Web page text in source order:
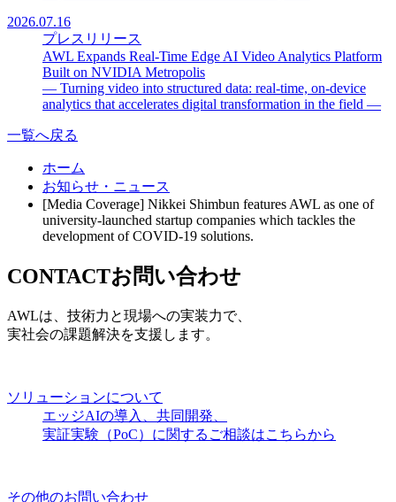
2026.07.16
プレスリリース
AWL Expands Real-Time Edge AI Video Analytics Platform
Built on NVIDIA Metropolis
— Turning video into structured data: real-time, on-device
analytics that accelerates digital transformation in the field —
一覧へ戻る
ホーム
お知らせ・ニュース
[Media Coverage] Nikkei Shimbun features AWL as one of
university-launched startup companies which tackles the
development of COVID-19 solutions.
CONTACTお問い合わせ
AWLは、技術力と現場への実装力で、
実社会の課題解決を支援します。
ソリューションについて
エッジAIの導入、共同開発、
実証実験（PoC）に関するご相談はこちらから
その他のお問い合わせ